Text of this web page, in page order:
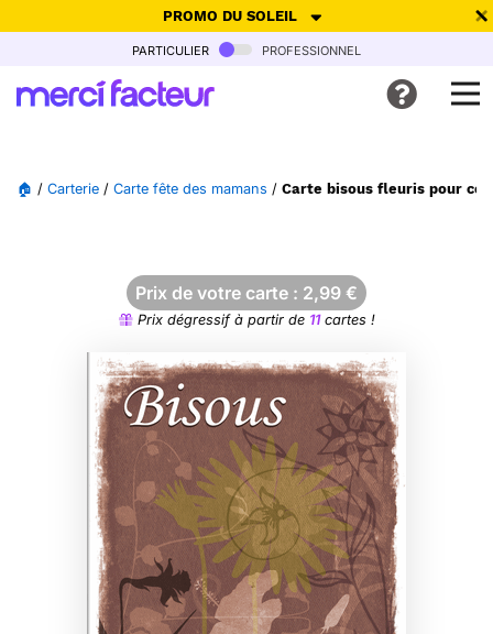
PROMO DU SOLEIL
-30% de réduction avec le code SUMMER26pour envoyer des
Ne plus afficher
particulier professionnel
🏠 / Carterie / Carte fête des mamans / Carte bisous fleuris pour
Prix de votre carte : 2,99 €
Prix dégressif à partir de 11cartes !